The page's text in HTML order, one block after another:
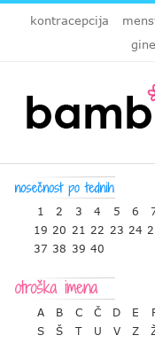
kontracepcija
1 2 3 4 5 6
19 20 21 22 23 24
37 38 39 40
A B C Č D E
S
Š T U V Z